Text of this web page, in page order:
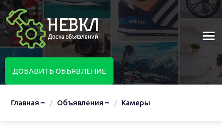
ДОБАВИТЬ ОБЪЯВЛЕНИЕ
Главная Объявления Камеры